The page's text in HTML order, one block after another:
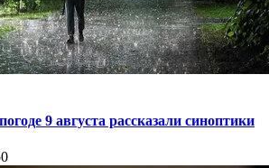
9 августа рассказали синоптики